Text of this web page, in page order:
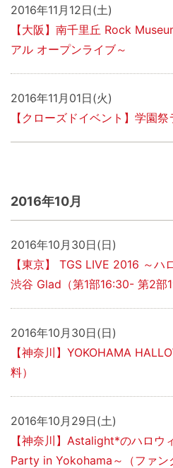
2016年11月12日(土)
【大阪】南千里丘 Rock
アル オープンライブ～
2016年11月01日(火)
【クローズドイベント】学園祭
2016年10月
2016年10月30日(日)
【東京】 TGS LIVE 2016 ～
渋谷 Glad（第1部16:30- 第2部
2016年10月30日(日)
【神奈川】YOKOHAMA
料）
2016年10月29日(土)
【神奈川】Astalight*のハロウ
Party in Yokohama～（ファン